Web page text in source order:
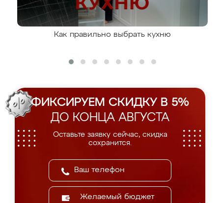
Как правильно выбрать кухню
ФИКСИРУЕМ СКИДКУ В 5%
ДО КОНЦА АВГУСТА
Оставьте заявку сейчас, скидка
сохранится.
Желаемый бюджет